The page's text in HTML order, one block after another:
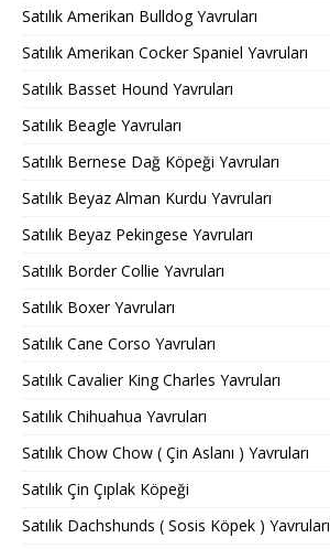
Satılık Amerikan Bulldog Yavruları
Satılık Amerikan Cocker Spaniel Yavruları
Satılık Basset Hound Yavruları
Satılık Beagle Yavruları
Satılık Bernese Dağ Köpeği Yavruları
Satılık Beyaz Alman Kurdu Yavruları
Satılık Beyaz Pekingese Yavruları
Satılık Border Collie Yavruları
Satılık Boxer Yavruları
Satılık Cane Corso Yavruları
Satılık Cavalier King Charles Yavruları
Satılık Chihuahua Yavruları
Satılık Chow Chow ( Çin Aslanı ) Yavruları
Satılık Çin Çıplak Köpeği
Satılık Dachshunds ( Sosis Köpek ) Yavruları